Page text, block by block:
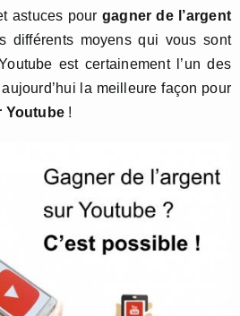
astuces pour gagner de l’argent
différents moyens qui vous sont
est certainement l’un des
la meilleure façon pour
Youtube !